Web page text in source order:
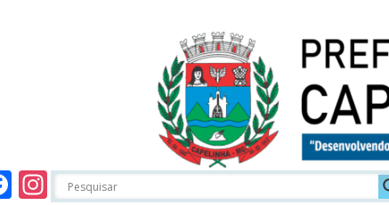
Facebook
Instagram